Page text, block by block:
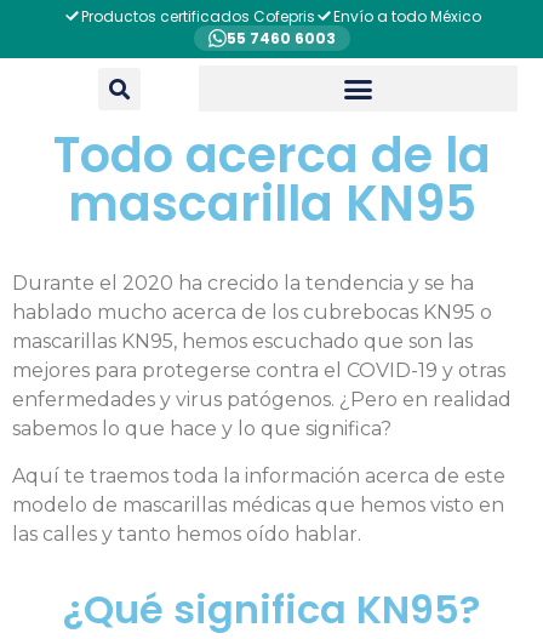
Productos certificados Cofepris
Envío a todo México
55 7460 6003
Todo acerca de la
mascarilla KN95
Durante el 2020 ha crecido la tendencia y se ha
hablado mucho acerca de los cubrebocas KN95 o
mascarillas KN95, hemos escuchado que son las
mejores para protegerse contra el COVID-19 y otras
enfermedades y virus patógenos. ¿Pero en realidad
sabemos lo que hace y lo que significa?
Aquí te traemos toda la información acerca de este
modelo de mascarillas médicas que hemos visto en
las calles y tanto hemos oído hablar.
¿Qué significa KN95?